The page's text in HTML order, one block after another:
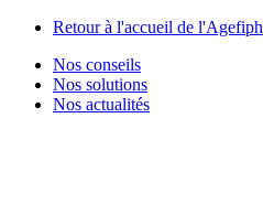
Retour à l'accueil de l'Agefiph
Nos conseils
Nos solutions
Nos actualités